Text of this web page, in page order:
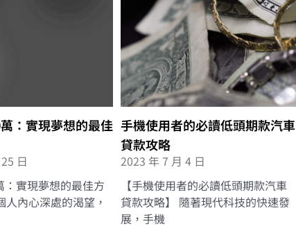
：實現夢想的最佳
日
：實現夢想的最佳方
人內心深處的渴望，
手機使用者的必讀低頭期款汽車
貸款攻略
2023 年 7 月 4 日
【手機使用者的必讀低頭期款汽車
貸款攻略】 隨著現代科技的快速發
展，手機